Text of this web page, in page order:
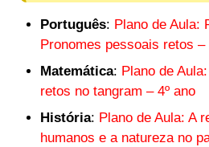
Português: Plano de Aula:
Pronomes pessoais retos –
Matemática: Plano de
retos no tangram – 4º ano
História: Plano de Aula: A
humanos e a natureza no